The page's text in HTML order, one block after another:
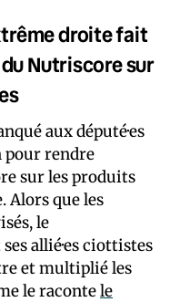
droite fait
Nutriscore sur
aux député·es
pour rendre
sur les produits
Alors que les
le
allié·es ciottistes
et multiplié les
le racontele